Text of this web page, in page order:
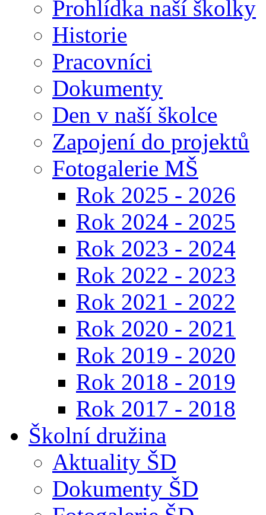
Prohlídka naší školky
Historie
Pracovníci
Dokumenty
Den v naší školce
Zapojení do projektů
Fotogalerie MŠ
Rok 2025 - 2026
Rok 2024 - 2025
Rok 2023 - 2024
Rok 2022 - 2023
Rok 2021 - 2022
Rok 2020 - 2021
Rok 2019 - 2020
Rok 2018 - 2019
Rok 2017 - 2018
Školní družina
Aktuality ŠD
Dokumenty ŠD